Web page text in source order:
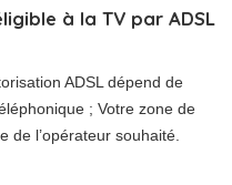
à la TV par ADSL
ADSL dépend de
; Votre zone de
de l’opérateur souhaité.